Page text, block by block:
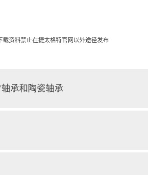
载资料禁止在捷太格特官网以外途径发布
承和陶瓷轴承